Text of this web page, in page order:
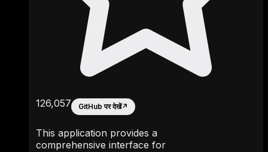
126,057 GitHub पर देखें↗
This application provides a
comprehensive interface for